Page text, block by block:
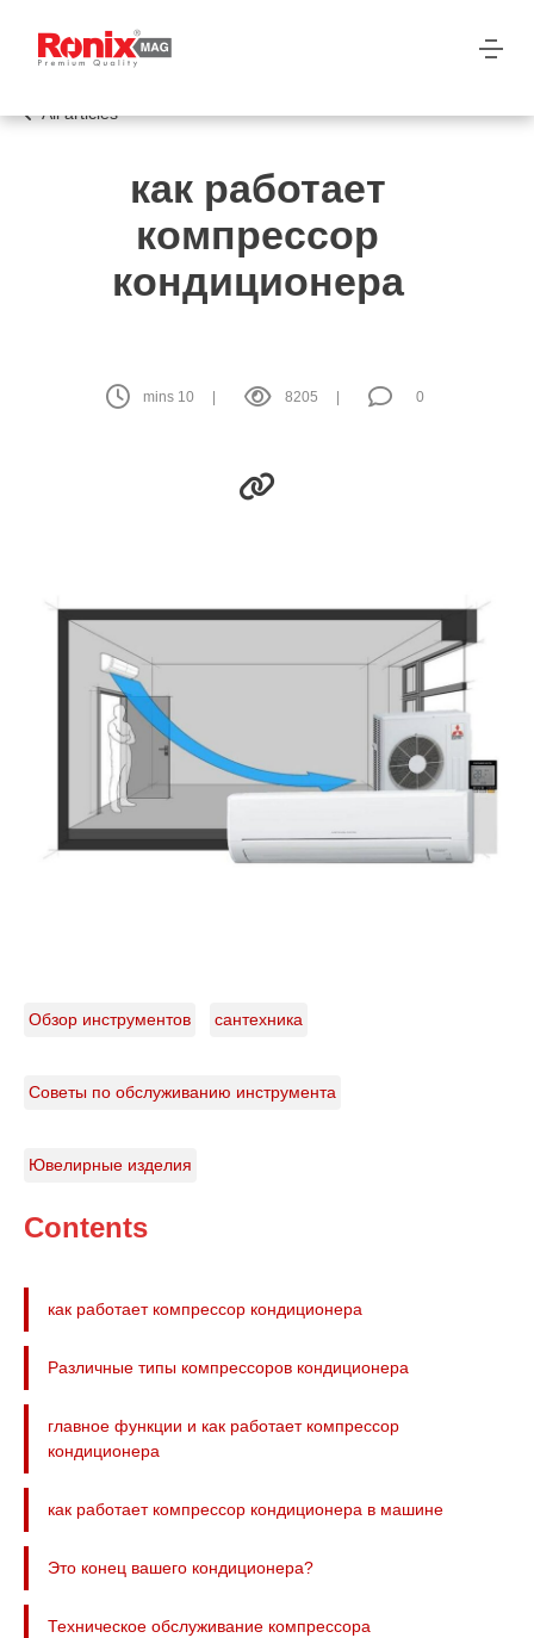
All articles
как работает
компрессор
кондиционера
mins 10 8205 0
Обзор инструментов сантехника
Советы по обслуживанию инструмента
Ювелирные изделия
Contents
как работает компрессор кондиционера
Различные типы компрессоров кондиционера
главное функции и как работает компрессор
кондиционера
как работает компрессор кондиционера в машине
Это конец вашего кондиционера?
Техническое обслуживание компрессора